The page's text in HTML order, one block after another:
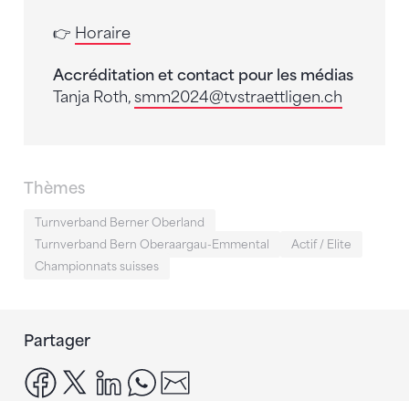
👉 Horaire
Accréditation et contact pour les médias
Tanja Roth, smm2024@tvstraettligen.ch
Thèmes
Turnverband Berner Oberland
Turnverband Bern Oberaargau-Emmental
Actif / Elite
Championnats suisses
Partager
facebook
x linkedinwhatsapp